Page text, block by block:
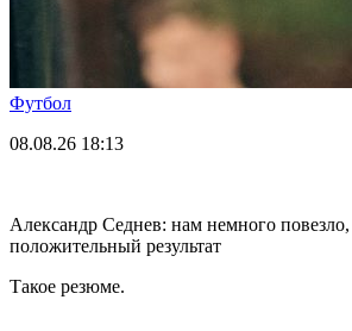
Футбол
08.08.26 18:13
Александр Седнев: нам немного
положительный результат
Такое резюме.